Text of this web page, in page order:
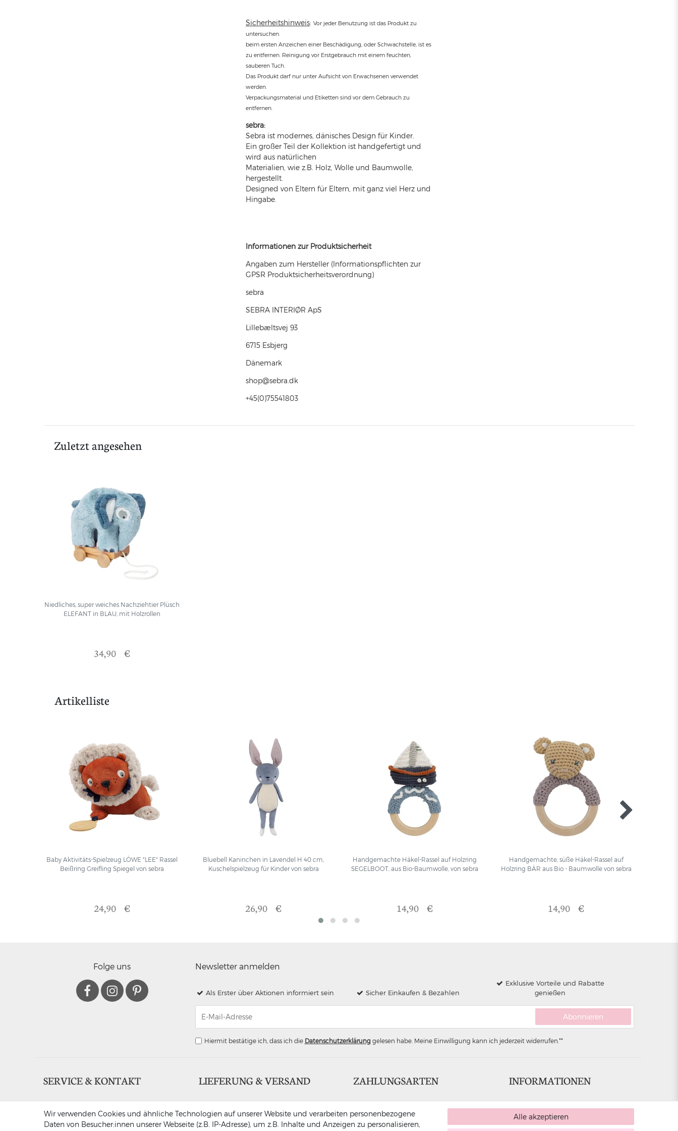
Sicherheitshinweis: Vor jeder Benutzung ist das Produkt zu
untersuchen.
beim ersten Anzeichen einer Beschädigung, oder Schwachstelle, ist es
zu entfernen. Reinigung vor Erstgebrauch mit einem feuchten,
sauberen Tuch.
Das Produkt darf nur unter Aufsicht von Erwachsenen verwendet
werden.
Verpackungsmaterial und Etiketten sind vor dem Gebrauch zu
entfernen.
sebra:
Sebra ist modernes, dänisches Design für Kinder.
Ein großer Teil der Kollektion ist handgefertigt und
wird aus natürlichen
Materialien, wie z.B. Holz, Wolle und Baumwolle,
hergestellt.
Designed von Eltern für Eltern, mit ganz viel Herz und
Hingabe.
Informationen zur Produktsicherheit
Angaben zum Hersteller (Informationspflichten zur
GPSR Produktsicherheitsverordnung)
sebra
SEBRA INTERIØR ApS
Lillebæltsvej 93
6715 Esbjerg
Dänemark
shop@sebra.dk
+45(0)75541803
Zuletzt angesehen
Niedliches, super weiches Nachziehtier Plüsch
ELEFANT in BLAU, mit Holzrollen
34,90 €
Artikelliste
Baby Aktivitäts-Spielzeug LÖWE "LEE" Rassel
Beißring Greifling Spiegel von sebra
24,90 €
Bluebell Kaninchen in Lavendel H 40 cm,
Kuschelspielzeug für Kinder von sebra
26,90 €
Handgemachte Häkel-Rassel auf Holzring
SEGELBOOT, aus Bio-Baumwolle, von sebra
14,90 €
Handgemachte, süße Häkel-Rassel auf
Holzring BÄR aus Bio - Baumwolle von sebra
14,90 €
Folge uns Newsletter anmelden
Als Erster über Aktionen informiert sein Sicher Einkaufen & Bezahlen
Exklusive Vorteile und Rabatte
genießen
Abonnieren
Hiermit bestätige ich, dass ich die Daten­schutz­erklärunggelesen habe. Meine Einwilligung kann ich jederzeit widerrufen.**
SERVICE & KONTAKT
Heike Gerling
LIEFERUNG & VERSAND ZAHLUNGSARTEN INFORMATIONEN
Datenschutz
Versand
Wir verwenden Cookies und ähnliche Technologien auf unserer Website und verarbeiten personenbezogene
Daten von Besucher:innen unserer Webseite (z.B. IP-Adresse), um z.B. Inhalte und Anzeigen zu personalisieren,
Alle akzeptieren